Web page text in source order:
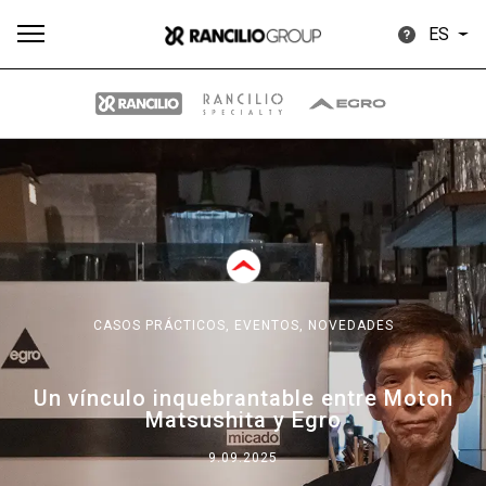
ES
CASOS PRÁCTICOS, EVENTOS, NOVEDADES
Un vínculo inquebrantable entre Motoh
Matsushita y Egro
9.09.2025
Todos Productos Noticias Descargar Más
Our brands